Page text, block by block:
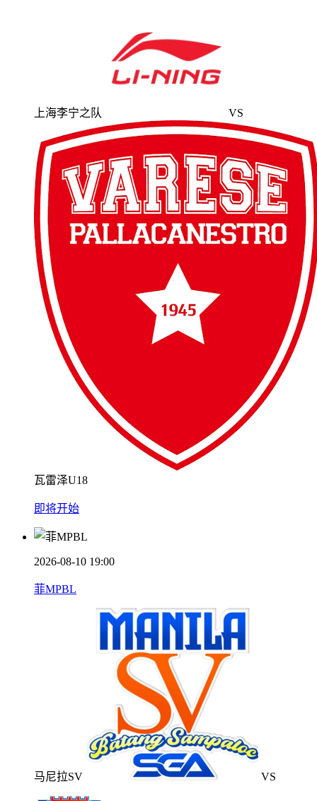
上海李宁之队 VS
瓦雷泽U18
即将开始
2026-08-10 19:00
菲MPBL
马尼拉SV VS